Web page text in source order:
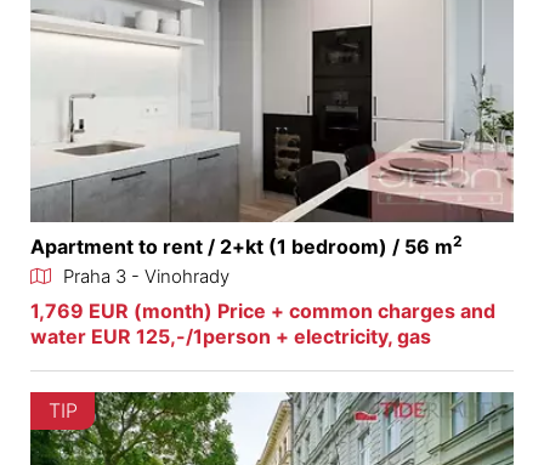
Apartment to rent / 2+kt (1 bedroom) / 56 m2
Praha 3 - Vinohrady
1,769 EUR (month) Price + common charges and
water EUR 125,-/1person + electricity, gas
TIP